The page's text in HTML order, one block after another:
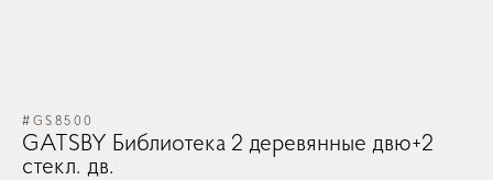
#GS8500
GATSBY Библиотека 2 деревянные двю+2
стекл. дв.